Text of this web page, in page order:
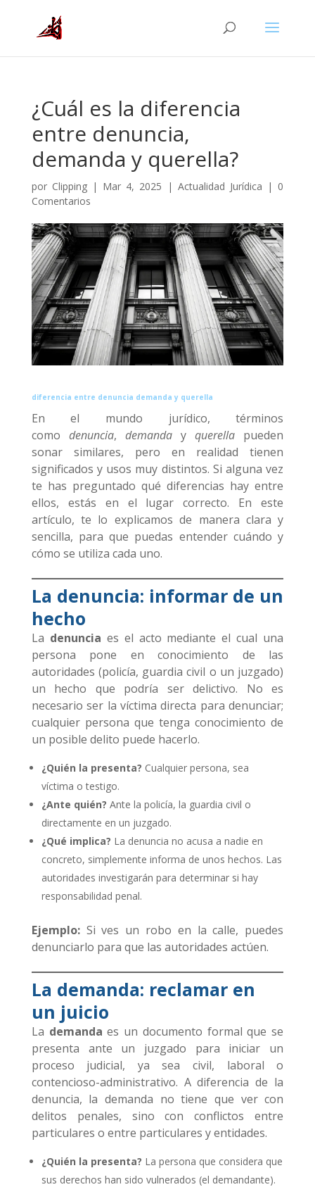
¿Cuál es la diferencia
entre denuncia,
demanda y querella?
por Clipping| Mar 4, 2025 | Actualidad Jurídica | 0
Comentarios
diferencia entre denuncia demanda y querella
En el mundo jurídico, términos
como denuncia, demandayquerella pueden
sonar similares, pero en realidad tienen
significados y usos muy distintos. Si alguna vez
te has preguntado qué diferencias hay entre
ellos, estás en el lugar correcto. En este
artículo, te lo explicamos de manera clara y
sencilla, para que puedas entender cuándo y
cómo se utiliza cada uno.
La denuncia: informar de un
hecho
La denuncia es el acto mediante el cual una
persona pone en conocimiento de las
autoridades (policía, guardia civil o un juzgado)
un hecho que podría ser delictivo. No es
necesario ser la víctima directa para denunciar;
cualquier persona que tenga conocimiento de
un posible delito puede hacerlo.
¿Quién la presenta? Cualquier persona, sea
víctima o testigo.
¿Ante quién? Ante la policía, la guardia civil o
directamente en un juzgado.
¿Qué implica? La denuncia no acusa a nadie en
concreto, simplemente informa de unos hechos. Las
autoridades investigarán para determinar si hay
responsabilidad penal.
Ejemplo:Si ves un robo en la calle, puedes
denunciarlo para que las autoridades actúen.
La demanda: reclamar en
un juicio
La demanda es un documento formal que se
presenta ante un juzgado para iniciar un
proceso judicial, ya sea civil, laboral o
contencioso-administrativo. A diferencia de la
denuncia, la demanda no tiene que ver con
delitos penales, sino con conflictos entre
particulares o entre particulares y entidades.
¿Quién la presenta? La persona que considera que
sus derechos han sido vulnerados (el demandante).